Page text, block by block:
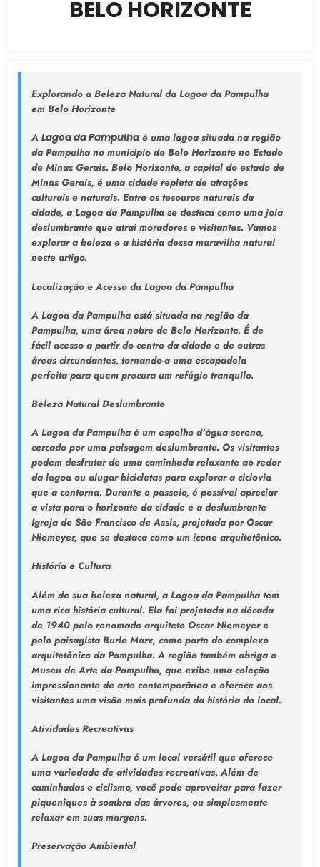
BELO HORIZONTE
Explorando a Beleza Natural da Lagoa da Pampulha
em Belo Horizonte
A Lagoa da Pampulha é uma lagoa situada na região
da Pampulha no município de Belo Horizonte no Estado
de Minas Gerais. Belo Horizonte, a capital do estado de
Minas Gerais, é uma cidade repleta de atrações
culturais e naturais. Entre os tesouros naturais da
cidade, a Lagoa da Pampulha se destaca como uma joia
deslumbrante que atrai moradores e visitantes. Vamos
explorar a beleza e a história dessa maravilha natural
neste artigo.
Localização e Acesso da Lagoa da Pampulha
A Lagoa da Pampulha está situada na região da
Pampulha, uma área nobre de Belo Horizonte. É de
fácil acesso a partir do centro da cidade e de outras
áreas circundantes, tornando-a uma escapadela
perfeita para quem procura um refúgio tranquilo.
Beleza Natural Deslumbrante
A Lagoa da Pampulha é um espelho d'água sereno,
cercado por uma paisagem deslumbrante. Os visitantes
podem desfrutar de uma caminhada relaxante ao redor
da lagoa ou alugar bicicletas para explorar a ciclovia
que a contorna. Durante o passeio, é possível apreciar
a vista para o horizonte da cidade e a deslumbrante
Igreja de São Francisco de Assis, projetada por Oscar
Niemeyer, que se destaca como um ícone arquitetônico.
História e Cultura
Além de sua beleza natural, a Lagoa da Pampulha tem
uma rica história cultural. Ela foi projetada na década
de 1940 pelo renomado arquiteto Oscar Niemeyer e
pelo paisagista Burle Marx, como parte do complexo
arquitetônico da Pampulha. A região também abriga o
Museu de Arte da Pampulha, que exibe uma coleção
impressionante de arte contemporânea e oferece aos
visitantes uma visão mais profunda da história do local.
Atividades Recreativas
A Lagoa da Pampulha é um local versátil que oferece
uma variedade de atividades recreativas. Além de
caminhadas e ciclismo, você pode aproveitar para fazer
piqueniques à sombra das árvores, ou simplesmente
relaxar em suas margens.
Preservação Ambiental